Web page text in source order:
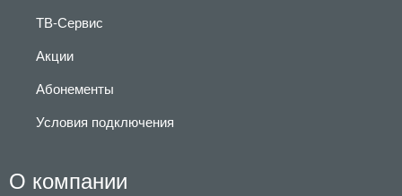
ТВ-Сервис
Акции
Абонементы
Условия подключения
О компании